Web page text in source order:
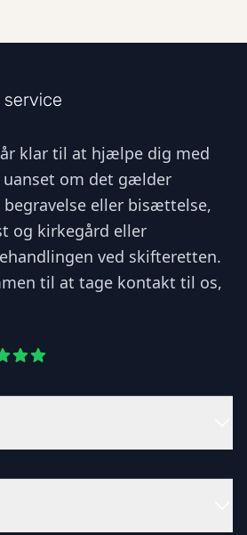
klar til at hjælpe dig med
om det gælder
eller bisættelse,
og kirkegård eller
ved skifteretten.
til at tage kontakt til os,